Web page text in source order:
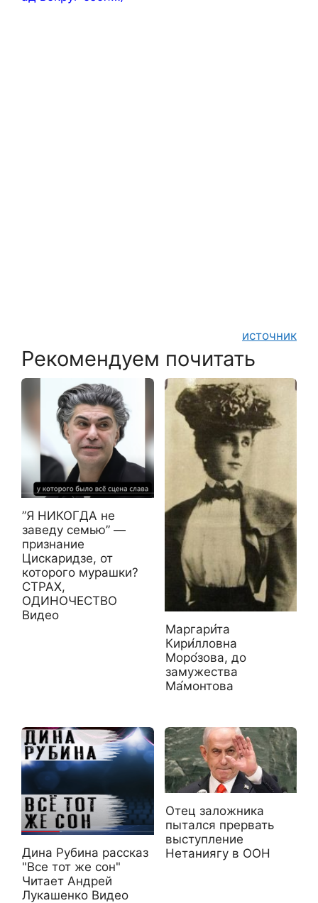
источник
Рекомендуем почитать
”Я НИКОГДА не
заведу семью” —
признание
Цискаридзе, от
которого мурашки?
СТРАХ,
ОДИНОЧЕСТВО
Видео
Маргари́та
Кири́лловна
Моро́зова, до
замужества
Ма́монтова
Дина Рубина рассказ
"Все тот же сон"
Читает Андрей
Лукашенко Видео
Отец заложника
пытался прервать
выступление
Нетаниягу в ООН